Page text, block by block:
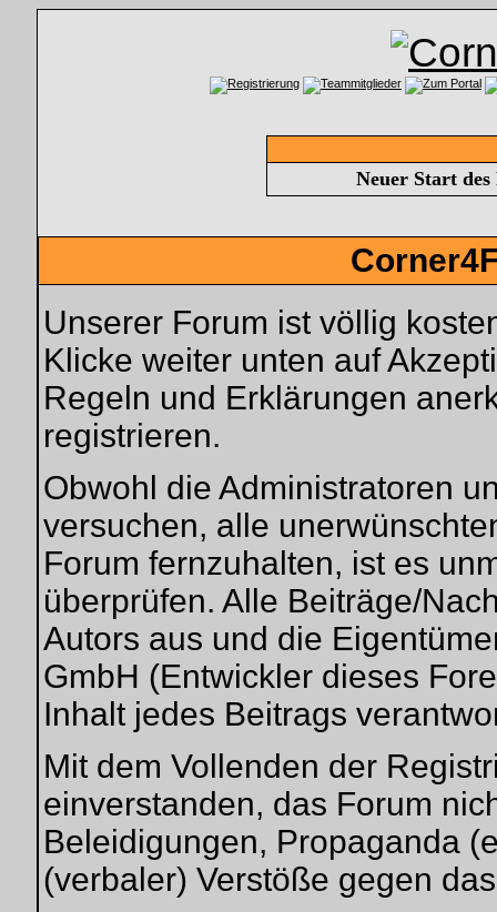
Neuer Start
Unserer Forum ist völlig
Klicke weiter unten auf
Regeln und Erklärungen
registrieren.
Obwohl die Administratoren
versuchen, alle
Forum fernzuhalten, ist es
überprüfen. Alle Beiträge/
Autors aus und die
GmbH (Entwickler dieses
Inhalt jedes Beitrags
Mit dem Vollenden der
einverstanden, das Forum
Beleidigungen, Propaganda
(verbaler) Verstöße gegen